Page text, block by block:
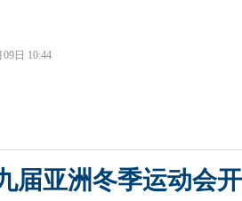
09日 10:44
届亚洲冬季运动会